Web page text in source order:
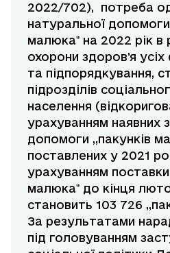
2022/702), потреба
натуральної
малюкаˮ на 2022 рік в
охорони здоров’я
та підпорядкування,
підрозділів
населення
урахуванням наявних
допомоги „пакунків
поставлених у 2021
урахуванням поставки
малюкаˮ до кінця
становить 103 726
За результатами
під головуванням